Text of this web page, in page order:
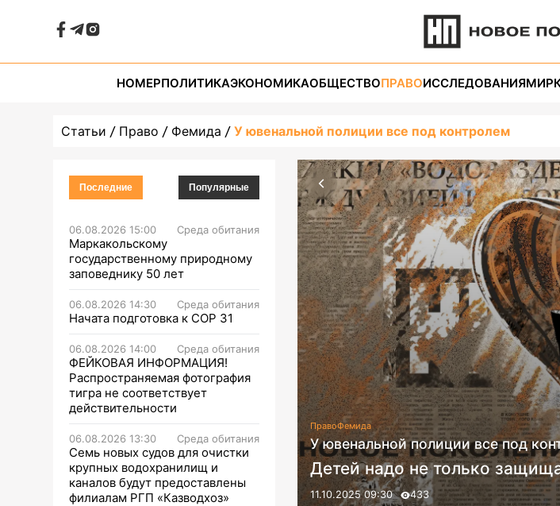
НОМЕРПОЛИТИКАЭКОНОМИКАОБЩЕСТВОПРАВОИССЛЕДОВАНИЯМИР
Статьи Право Фемида У ювенальной полиции все под контролем
Последние Популярные
06.08.2026 15:00 Среда обитания
Маркакольскому
государственному природному
заповеднику 50 лет
06.08.2026 14:30 Среда обитания
Начата подготовка к СОР 31
06.08.2026 14:00 Среда обитания
ФЕЙКОВАЯ ИНФОРМАЦИЯ!
Распространяемая фотография
тигра не соответствует
действительности
06.08.2026 13:30 Среда обитания
Семь новых судов для очистки
крупных водохранилищ и
каналов будут предоставлены
филиалам РГП «Казводхоз»
ПравоФемида
У ювенальной полиции все под
Детей надо не только
11.10.2025 09:30 433